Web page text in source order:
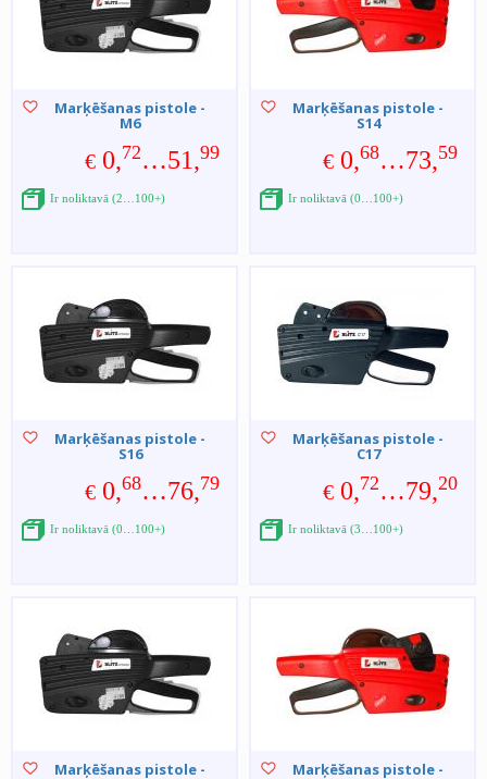
Marķēšanas pistole -
M6
€ 0,72…51,99
Ir noliktavā (2…100+)
Marķēšanas pistole -
S14
€ 0,68…73,59
Ir noliktavā (0…100+)
Marķēšanas pistole -
S16
€ 0,68…76,79
Ir noliktavā (0…100+)
Marķēšanas pistole -
C17
€ 0,72…79,20
Ir noliktavā (3…100+)
Marķēšanas pistole - Marķēšanas pistole -